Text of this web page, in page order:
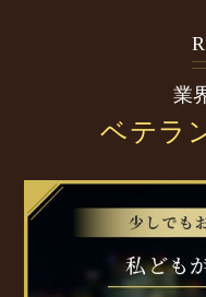
業
ベテラ